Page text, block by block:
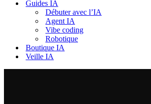
Guides IA
Débuter avec l’IA
Agent IA
Vibe coding
Robotique
Boutique IA
Veille IA